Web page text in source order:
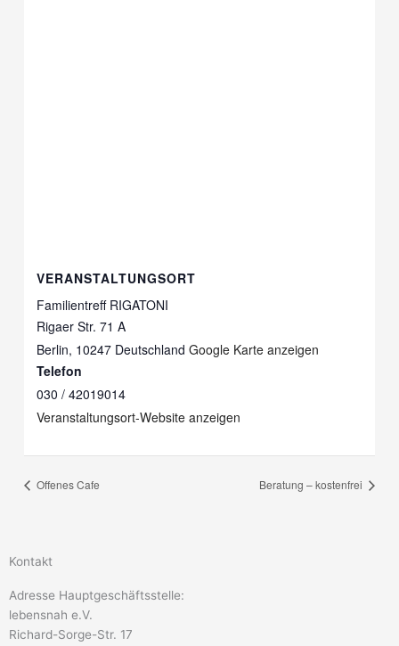
VERANSTALTUNGSORT
Familientreff RIGATONI
Rigaer Str. 71 A
Berlin, 10247 Deutschland Google Karte anzeigen
Telefon
030 / 42019014
Veranstaltungsort-Website anzeigen
Offenes Cafe Beratung – kostenfrei
Kontakt
Adresse Hauptgeschäftsstelle:
lebensnah e.V.
Richard-Sorge-Str. 17